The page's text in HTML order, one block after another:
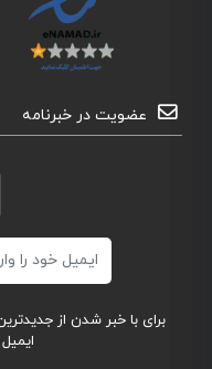
عضویت در خبرنامه
برای با خبر شدن از